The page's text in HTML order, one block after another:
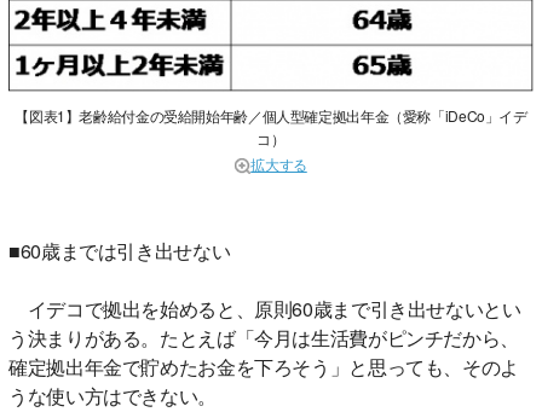
【図表1】老齢給付金の受給開始年齢／個人型確定拠出年金（愛称「iDeCo」イデ
コ）
拡大する
■60歳までは引き出せない
イデコで拠出を始めると、原則60歳まで引き出せないとい
う決まりがある。たとえば「今月は生活費がピンチだから、
確定拠出年金で貯めたお金を下ろそう」と思っても、そのよ
うな使い方はできない。